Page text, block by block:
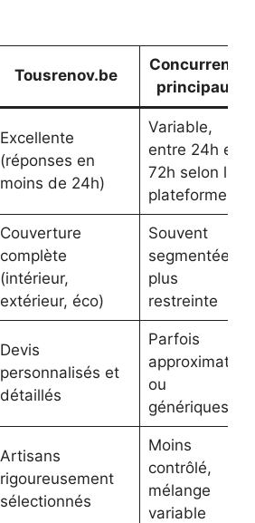
Tousrenov.be
Concurrents
principaux
Excellente
(réponses en
moins de 24h)
Variable,
entre 24h et
72h selon la
plateforme
Couverture
complète
(intérieur,
extérieur, éco)
Souvent
segmentée,
plus
restreinte
Devis
personnalisés et
détaillés
Parfois
approximatifs
ou
génériques
Artisans
rigoureusement
sélectionnés
Moins
contrôlé,
mélange
variable